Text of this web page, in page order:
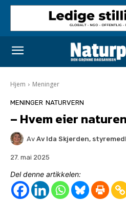
Hjem Meninger
MENINGER NATURVERN
– Hvem eier
Av Av Ida Skjerden,
27. mai 2025
Del denne artikkelen: